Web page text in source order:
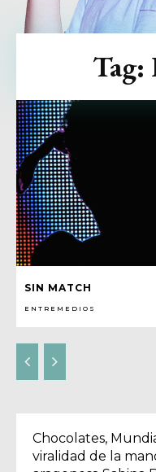
SIN MATCH
ENTREMEDIOS
Tag:
Chocolates,
viralidad de la